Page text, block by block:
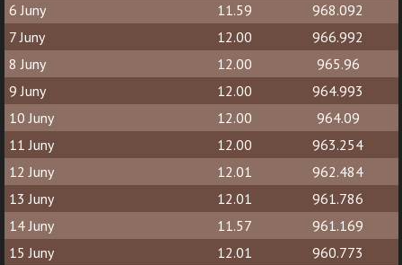
6 Juny
11.59
968.092
7 Juny
12.00
966.992
8 Juny
12.00
965.96
9 Juny
12.00
964.993
10 Juny
12.00
964.09
11 Juny
12.00
963.254
12 Juny
12.01
962.484
13 Juny
12.01
961.786
14 Juny
11.57
961.169
15 Juny
12.01
960.773